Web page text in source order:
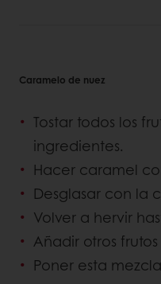
Caramelo de nuez
Tostar todos los
ingredientes.
Hacer caramel
Desglasar con la
Volver a hervir
Añadir otros
Poner esta